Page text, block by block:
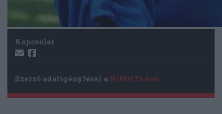
Kapcsolat
Szerző adatigénylései a KiMitTudon